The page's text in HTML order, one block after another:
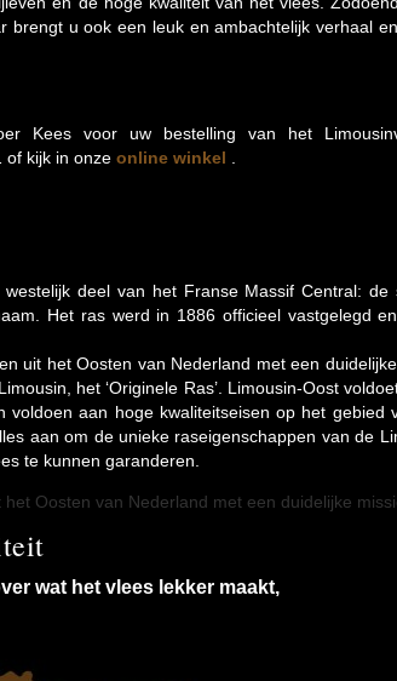
brengt u ook een leuk en ambachtelijk verhaal
Kees voor uw bestelling van het
of kijk in onze online winkel
deel van het Franse Massif Central: de
Het ras werd in 1886 officieel vastgelegd
uit het Oosten van Nederland met een
het ‘Originele Ras’. Limousin-Oost
aan hoge kwaliteitseisen op het gebied
aan om de unieke raseigenschappen van de
te kunnen garanderen.
Oosten van Nederland met een duidelijke
wat het vlees lekker maakt,